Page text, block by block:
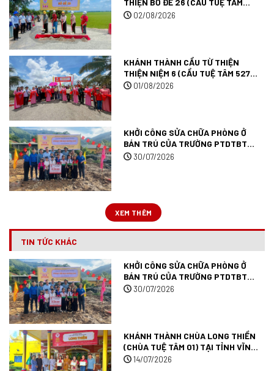
THIỆN BỒ ĐỀ 26 (CẦU TUỆ TÂM
545) TẠI TỈNH TÂY NINH.
02/08/2026
KHÁNH THÀNH CẦU TỪ THIỆN
THIỆN NIỆM 6 (CẦU TUỆ TÂM 527)
TẠI TỈNH AN GIANG.
01/08/2026
KHỞI CÔNG SỬA CHỮA PHÒNG Ở
BÁN TRÚ CỦA TRƯỜNG PTDTBT
TIỂU HỌC MƯỜNG ANH (TRƯỜNG
30/07/2026
XEM THÊM
TIN TỨC KHÁC
KHỞI CÔNG SỬA CHỮA PHÒNG Ở
BÁN TRÚ CỦA TRƯỜNG PTDTBT
TIỂU HỌC MƯỜNG ANH (TRƯỜNG
30/07/2026
KHÁNH THÀNH CHÙA LONG THIỀN
(CHÙA TUỆ TÂM 01) TẠI TỈNH VĨNH
LONG.
14/07/2026